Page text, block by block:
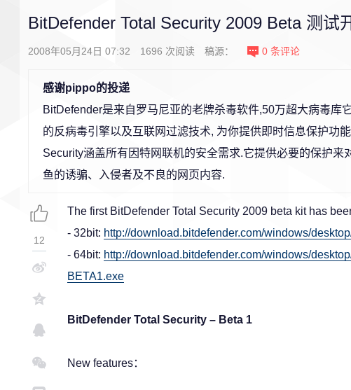
BitDefender Total Security 2009 Beta 测试
2008年05月24日 07:32 1696 次阅读 稿源： 0 条评论
感谢pippo的投递
BitDefender是来自罗马尼亚的老牌杀毒软件,50万超大病毒库
的反病毒引擎以及互联网过滤技术, 为你提供即时信息保护功
Security涵盖所有因特网联机的安全需求.它提供必要的保护
鱼的诱骗、入侵者及不良的网页内容.
The first BitDefender Total Security 2009 beta kit has
- 32bit: http://download.bitdefender.com/windows/
- 64bit: http://download.bitdefender.com/windows/
BETA1.exe
BitDefender Total Security – Beta 1
New features：
12